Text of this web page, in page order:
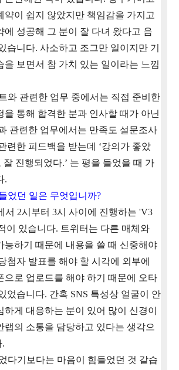
약이 쉽지 않았지만 책임감을 가지고
에 성공해 그 분이 잘 다녀 왔다고 음
습니다. 사소하고 조그만 일이지만 기
을 보면서 참 가치 있는 일이라는 느낌
와 관련한 업무 중에서는 직접 준비한
을 통해 합격한 분과 인사할 때가 아닌
관련한 업무에서는 만족도 설문조사
련한 피드백을 받는데 ‘강의가 좋았
잘 진행되었다.’ 는 평을 들었을 때 가
.
었던 일은 무엇입니까?
서 2시부터 3시 사이에 진행하는 'V3
이 있습니다. 트위터는 다른 매체와
능하기 때문에 내용을 쓸 때 신중해야
첨자 발표를 해야 할 시각에 외부에
으로 업로드를 해야 하기 때문에 오타
었습니다. 간혹 SNS 특성상 얼굴이 안
하게 대응하는 분이 있어 많이 신경이
랩의 소통을 담당하고 있다는 생각으
.
다기보다는 마음이 힘들었던 것 같습